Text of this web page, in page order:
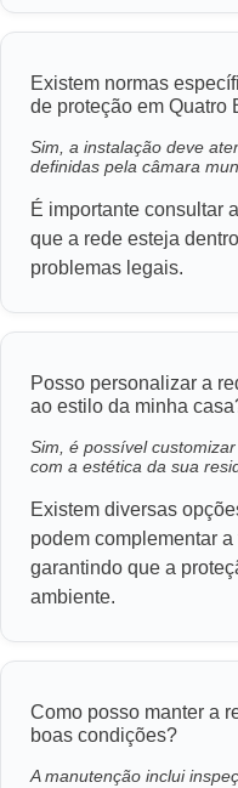
Existem normas
de proteção em Quatro
Sim, a instalação deve
definidas pela câmara
É importante consultar
que a rede esteja
problemas legais.
Posso personalizar a
ao estilo da minha
Sim, é possível
com a estética da sua
Existem diversas
podem complementar
garantindo que a
ambiente.
Como posso manter a
boas condições?
A manutenção inclui